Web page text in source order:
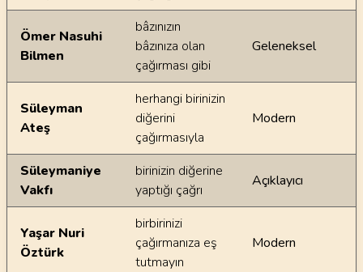
Ömer Nasuhi
Bilmen
bâzınızın
bâzınıza olan
çağırması gibi
Geleneksel
Süleyman
Ateş
herhangi birinizin
diğerini
çağırmasıyla
Modern
Süleymaniye
Vakfı
birinizin diğerine
yaptığı çağrı
Açıklayıcı
Yaşar Nuri
Öztürk
birbirinizi
çağırmanıza eş
tutmayın
Modern